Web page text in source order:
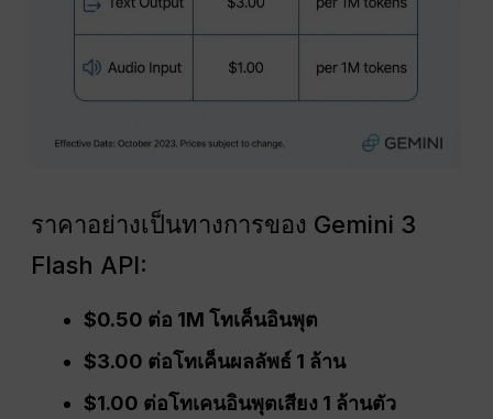
ราคาอย่างเป็นทางการของ Gemini 3
Flash API:
$0.50 ต่อ 1M โทเค็นอินพุต
$3.00 ต่อโทเค็นผลลัพธ์ 1 ล้าน
$1.00 ต่อโทเคนอินพุตเสียง 1 ล้านตัว